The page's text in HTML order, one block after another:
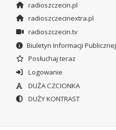
radioszczecin.pl
radioszczecinextra.pl
radioszczecin.tv
Biuletyn Informacji Publicznej
Posłuchaj teraz
Logowanie
DUŻA CZCIONKA
DUŻY KONTRAST